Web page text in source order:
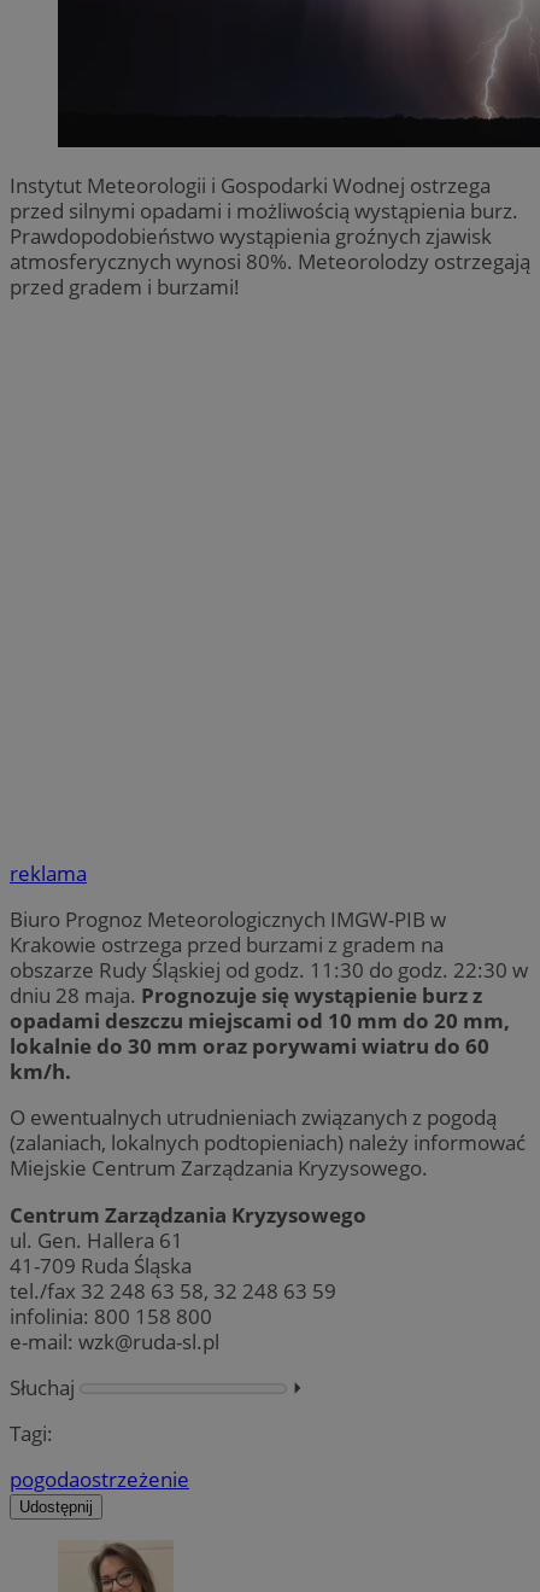
Instytut Meteorologii i Gospodarki Wodnej ostrzega
przed silnymi opadami i możliwością wystąpienia burz.
Prawdopodobieństwo wystąpienia groźnych zjawisk
atmosferycznych wynosi 80%. Meteorolodzy ostrzegają
przed gradem i burzami!
reklama
Biuro Prognoz Meteorologicznych IMGW-PIB w
Krakowie ostrzega przed burzami z gradem na
obszarze Rudy Śląskiej od godz. 11:30 do godz. 22:30 w
dniu 28 maja. Prognozuje się wystąpienie burz z
opadami deszczu miejscami od 10 mm do 20 mm,
lokalnie do 30 mm oraz porywami wiatru do 60
km/h.
O ewentualnych utrudnieniach związanych z pogodą
(zalaniach, lokalnych podtopieniach) należy informować
Miejskie Centrum Zarządzania Kryzysowego.
Centrum Zarządzania Kryzysowego
ul. Gen. Hallera 61
41-709 Ruda Śląska
tel./fax 32 248 63 58, 32 248 63 59
infolinia: 800 158 800
e-mail: wzk@ruda-sl.pl
Słuchaj
⏵︎
Tagi:
pogodaostrzeżenie
Udostępnij